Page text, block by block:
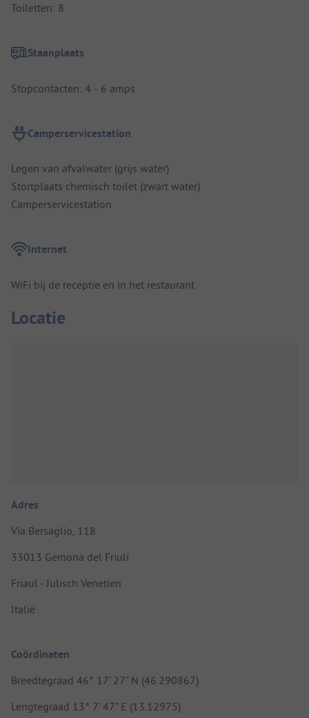
Toiletten: 8
Staanplaats
Stopcontacten: 4 - 6 amps
Camperservicestation
Legen van afvalwater (grijs water)
Stortplaats chemisch toilet (zwart water)
Camperservicestation
Internet
WiFi bij de receptie en in het restaurant
Locatie
Adres
Via Bersaglio, 118
33013 Gemona del Friuli
Friaul - Julisch Venetien
Italië
Coördinaten
Breedtegraad 46° 17' 27" N (46.290867)
Lengtegraad 13° 7' 47" E (13.12975)